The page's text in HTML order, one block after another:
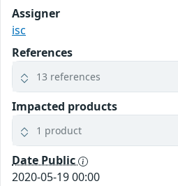
Assigner
isc
References
13 references
Impacted products
1 product
Date Public
2020-05-19 00:00